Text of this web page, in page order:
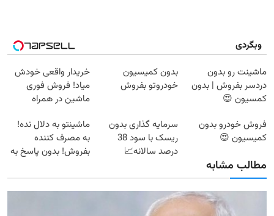
وبگردی
ماشینت رو بدون
دردسر بفروش | بدون
کمسیون 😍
بدون کمیسیون
خودروتو بفروش
خریدار واقعی خودش
میاد! فروش فوری
ماشین در همراه
فروش خودرو بدون
کمیسیون 😍
سرمایه گذاری بدون
ریسک با سود 38
درصد سالانه📈
ماشینتو به دلال نده!
به مصرف کننده
بفروش! بدون پاسخ به
مطالب مشابه